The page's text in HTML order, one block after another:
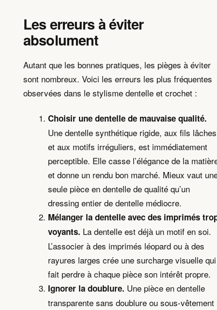
Les erreurs à éviter
absolument
Autant que les bonnes pratiques, les pièges à éviter
sont nombreux. Voici les erreurs les plus fréquentes
observées dans le stylisme dentelle et crochet :
Choisir une dentelle de mauvaise qualité.
Une dentelle synthétique rigide, aux fils lâches
et aux motifs irréguliers, est immédiatement
perceptible. Elle casse l’élégance de la
et donne un rendu bon marché. Mieux vaut
seule pièce en dentelle de qualité qu’un
dressing entier de dentelle médiocre.
Mélanger la dentelle avec des imprimés
voyants. La dentelle est déjà un motif en soi.
L’associer à des imprimés léopard ou à des
rayures larges crée une surcharge visuelle qui
fait perdre à chaque pièce son intérêt propre.
Ignorer la doublure. Une pièce en dentelle
transparente sans doublure ou sous-vêtement